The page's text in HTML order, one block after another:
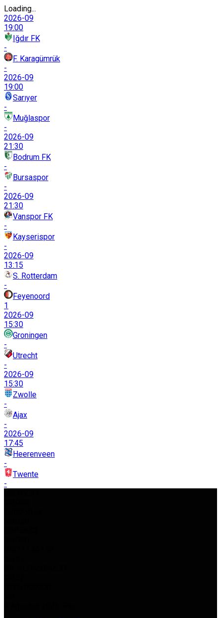
Loading...
2026-09
19:00
Iğdır FK
-
F. Karagümrük
-
2026-09
19:00
Sarıyer
-
Muğlaspor
-
2026-09
21:30
Bodrum FK
-
Bursaspor
-
2026-09
21:30
Vanspor FK
-
Kayserispor
-
2026-09
13:15
S. Rotterdam
-
Feyenoord
1
2026-09
15:30
Groningen
-
Utrecht
-
2026-09
15:30
Zwolle
-
Ajax
-
2026-09
17:45
Heerenveen
-
Twente
-